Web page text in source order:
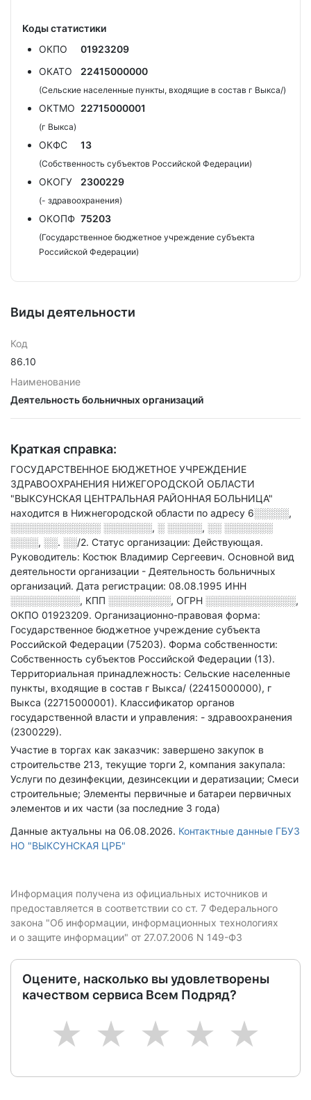
Коды статистики
ОКПО
01923209
ОКАТО
22415000000
(Сельские населенные пункты, входящие в состав г Выкса/)
ОКТМО 22715000001
(г Выкса)
ОКФС 13
(Собственность субъектов Российской Федерации)
ОКОГУ 2300229
(- здравоохранения)
ОКОПФ 75203
(Государственное бюджетное учреждение субъекта
Российской Федерации)
Виды деятельности
Код
86.10
Наименование
Деятельность больничных организаций
Краткая справка:
ГОСУДАРСТВЕННОЕ БЮДЖЕТНОЕ УЧРЕЖДЕНИЕ
ЗДРАВООХРАНЕНИЯ НИЖЕГОРОДСКОЙ ОБЛАСТИ
"ВЫКСУНСКАЯ ЦЕНТРАЛЬНАЯ РАЙОННАЯ БОЛЬНИЦА"
находится в Нижнегородской области по адресу 6░░░░░,
░░░░░░░░░░░░░ ░░░░░░░, ░ ░░░░░, ░░ ░░░░░░░
░░░░, ░░. ░░/2. Статус организации: Действующая.
Руководитель: Костюк Владимир Сергеевич. Основной вид
деятельности организации - Деятельность больничных
организаций. Дата регистрации: 08.08.1995 ИНН
░░░░░░░░░░, КПП ░░░░░░░░░, ОГРН ░░░░░░░░░░░░░,
ОКПО 01923209. Организационно-правовая форма:
Государственное бюджетное учреждение субъекта
Российской Федерации (75203). Форма собственности:
Собственность субъектов Российской Федерации (13).
Территориальная принадлежность: Сельские населенные
пункты, входящие в состав г Выкса/ (22415000000), г
Выкса (22715000001). Классификатор органов
государственной власти и управления: - здравоохранения
(2300229).
Участие в торгах как заказчик: завершено закупок в
строительстве 213, текущие торги 2, компания закупала:
Услуги по дезинфекции, дезинсекции и дератизации; Смеси
строительные; Элементы первичные и батареи первичных
элементов и их части (за последние 3 года)
Данные актуальны на 06.08.2026. Контактные данные ГБУЗ
НО "ВЫКСУНСКАЯ ЦРБ"
Информация получена из официальных источников и
предоставляется в соответствии со ст. 7 Федерального
закона "Об информации, информационных технологиях
и о защите информации" от 27.07.2006 N 149-ФЗ
Оцените, насколько вы удовлетворены
качеством сервиса Всем Подряд?
5
4
3
2
1